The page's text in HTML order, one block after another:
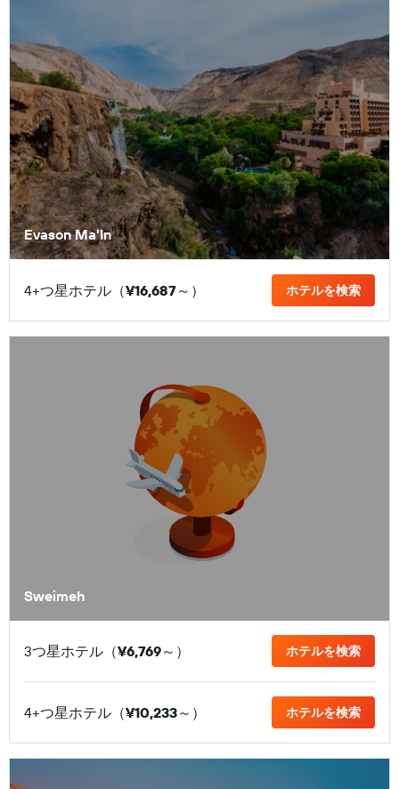
Evason Ma'In
4+つ星ホテル（¥16,687​～） ホテルを検索
Sweimeh
3つ星ホテル（¥6,769​～） ホテルを検索
4+つ星ホテル（¥10,233​～） ホテルを検索